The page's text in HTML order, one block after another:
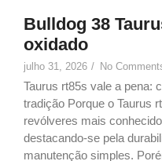
Bulldog 38
oxidado
julho 31, 2026 / No
Taurus rt85s vale a pena:
tradição Porque o Taurus
revólveres mais
destacando-se pela
manutenção simples.